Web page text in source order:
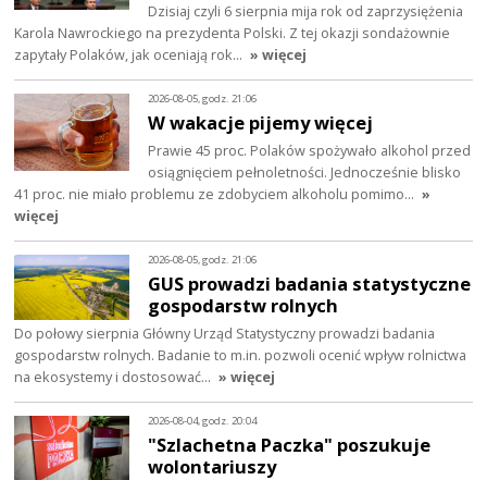
Dzisiaj czyli 6 sierpnia mija rok od zaprzysiężenia
Karola Nawrockiego na prezydenta Polski. Z tej okazji sondażownie
zapytały Polaków, jak oceniają rok… » więcej
2026-08-05, godz. 21:06
W wakacje pijemy więcej
Prawie 45 proc. Polaków spożywało alkohol przed
osiągnięciem pełnoletności. Jednocześnie blisko
41 proc. nie miało problemu ze zdobyciem alkoholu pomimo… »
więcej
2026-08-05, godz. 21:06
GUS prowadzi badania statystyczne
gospodarstw rolnych
Do połowy sierpnia Główny Urząd Statystyczny prowadzi badania
gospodarstw rolnych. Badanie to m.in. pozwoli ocenić wpływ rolnictwa
na ekosystemy i dostosować… » więcej
2026-08-04, godz. 20:04
"Szlachetna Paczka" poszukuje
wolontariuszy